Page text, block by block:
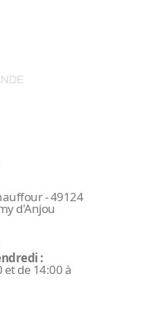
- 49124
d'Anjou
:
et de 14:00 à